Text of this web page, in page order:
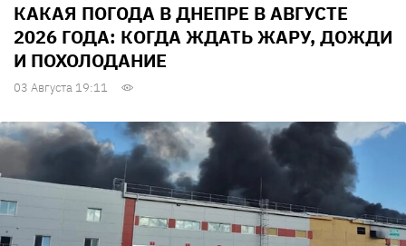
КАКАЯ ПОГОДА В ДНЕПРЕ В АВГУСТЕ
2026 ГОДА: КОГДА ЖДАТЬ ЖАРУ, ДОЖДИ
И ПОХОЛОДАНИЕ
03 Августа 19:11